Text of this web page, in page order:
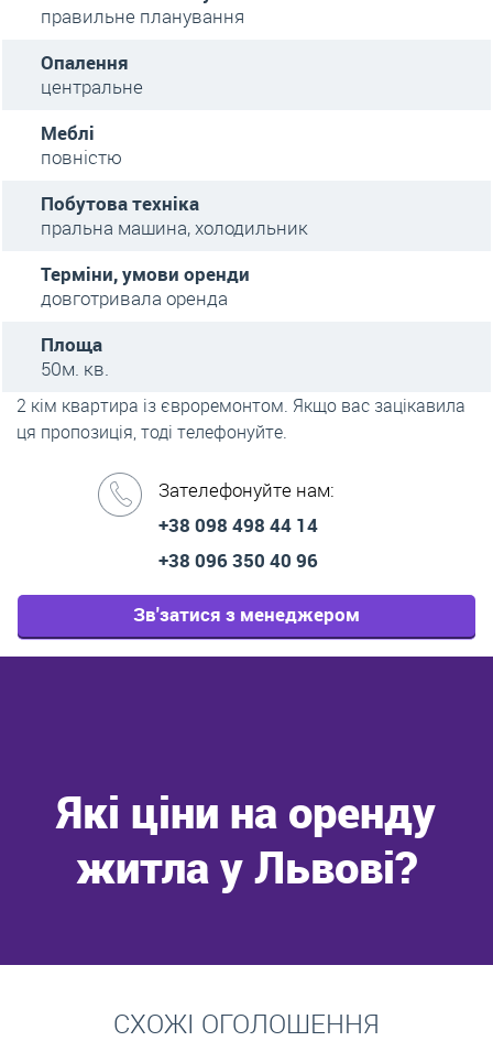
правильне планування
Опалення
центральне
Меблі
повністю
Побутова техніка
пральна машина, холодильник
Терміни, умови оренди
довготривала оренда
Площа
50м. кв.
2 кім квартира із євроремонтом. Якщо вас зацікавила
ця пропозиція, тоді телефонуйте.
Зателефонуйте нам:
+38 098 498 44 14
+38 096 350 40 96
Зв'затися з менеджером
Які ціни на оренду
житла у Львові?
СХОЖІ ОГОЛОШЕННЯ